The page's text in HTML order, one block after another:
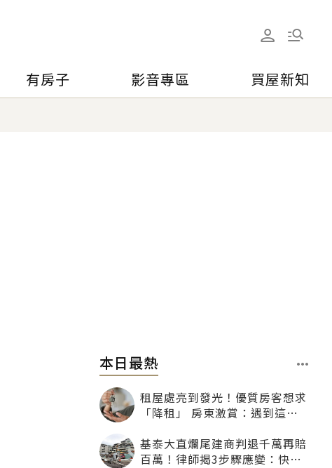
有房子 影音專區 買屋新知
本日最熱
租屋處亮到發光！優質房客想求
「降租」 房東激賞：遇到這種
基泰大直爛尾建商判退千萬再賠
百萬！律師揭3步驟應變：快通